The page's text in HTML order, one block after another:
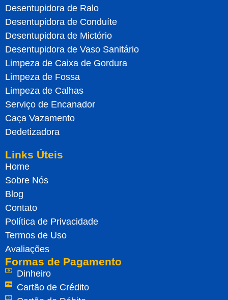
Desentupidora de Ralo
Desentupidora de Conduíte
Desentupidora de Mictório
Desentupidora de Vaso Sanitário
Limpeza de Caixa de Gordura
Limpeza de Fossa
Limpeza de Calhas
Serviço de Encanador
Caça Vazamento
Dedetizadora
Links Úteis
Home
Sobre Nós
Blog
Contato
Política de Privacidade
Termos de Uso
Avaliações
Formas de Pagamento
Dinheiro
Cartão de Crédito